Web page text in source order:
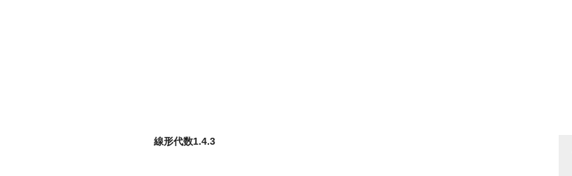
線形代数1.4.3